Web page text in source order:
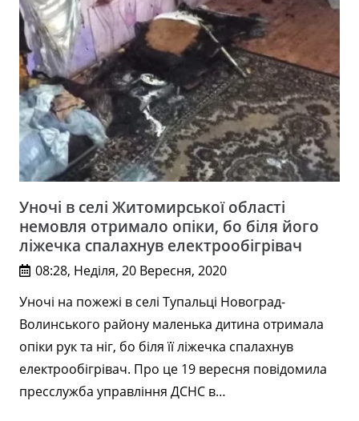
Уночі в селі Житомирської області
немовля отримало опіки, бо біля його
ліжечка спалахнув електрообігрівач
08:28, Неділя, 20 Вересня, 2020
Уночі на пожежі в селі Тупальці Новоград-
Волинського району маленька дитина отримала
опіки рук та ніг, бо біля її ліжечка спалахнув
електрообігрівач. Про це 19 вересня повідомила
пресслужба управління ДСНС в…